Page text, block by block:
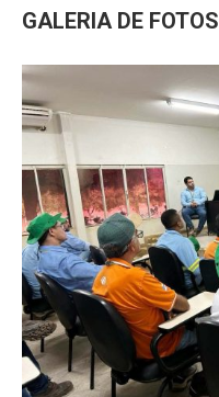
GALERIA DE FOTOS